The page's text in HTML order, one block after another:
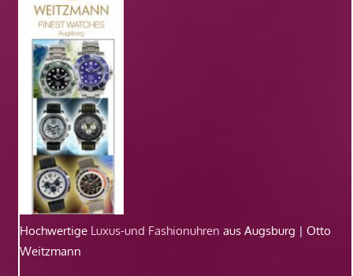
Hochwertige Luxus-und Fashionuhren aus Augsburg | Otto
Weitzmann